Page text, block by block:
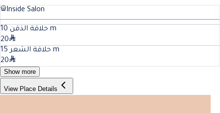
Inside Salon
حلاقة الذقن 10
m
20
حلاقة الشعر 15
m
20
Show more
View Place Details